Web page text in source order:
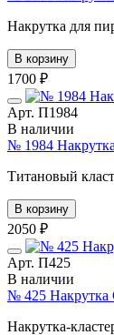
Накрутка для
В корзину
1700 ₽
Арт. П1984
В наличии
№ 1984
Титановый
В корзину
2050 ₽
Арт. П425
В наличии
№ 425 Накрутка
Накрутка-